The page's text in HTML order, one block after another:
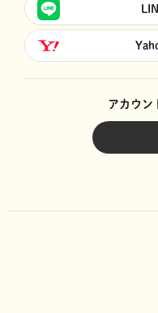
アカウン